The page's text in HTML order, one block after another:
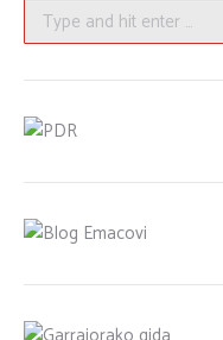
Search: